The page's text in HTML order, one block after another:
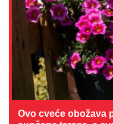
Ovo cveće obožava